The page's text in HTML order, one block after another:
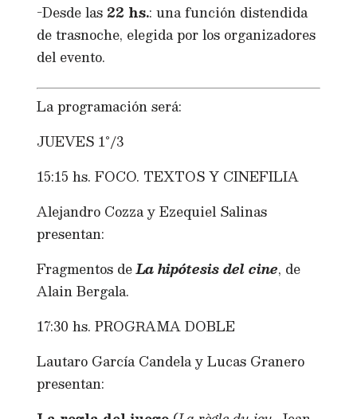
-Desde las 22 hs.: una función distendida
de trasnoche, elegida por los organizadores
del evento.
La programación será:
JUEVES 1°/3
15:15 hs. FOCO. TEXTOS Y CINEFILIA
Alejandro Cozza y Ezequiel Salinas
presentan:
Fragmentos deLa hipótesis del cine, de
Alain Bergala.
17:30 hs. PROGRAMA DOBLE
Lautaro García Candela y Lucas Granero
presentan: